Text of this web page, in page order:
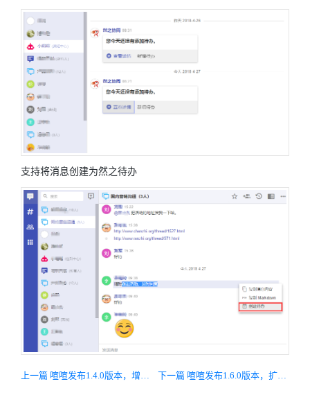
支持将消息创建为然之待办
上一篇 喧喧发布1.4.0版本，增加对wss协议的支持及浏览器端安全模式，优化细节 下一篇 喧喧发布1.6.0版本，扩展机制增强，支持服务器扩展